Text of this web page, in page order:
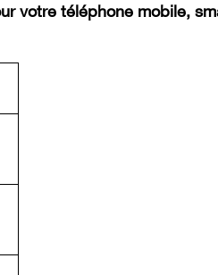
votre téléphone mobile,